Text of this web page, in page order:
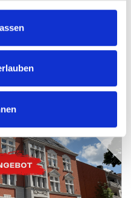
bis Zweifamilienhaus